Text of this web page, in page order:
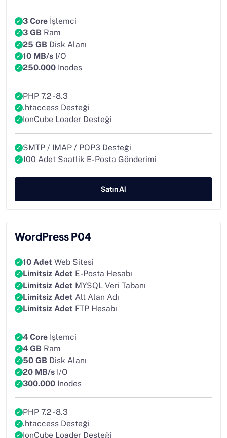
3 Core İşlemci
3 GB Ram
25 GB Disk Alanı
10 MB/s I/O
250.000 Inodes
PHP 7.2 - 8.3
.htaccess Desteği
IonCube Loader Desteği
SMTP / IMAP / POP3 Desteği
100 Adet Saatlik E-Posta Gönderimi
Satın Al
WordPress P04
10 Adet Web Sitesi
Limitsiz Adet E-Posta Hesabı
Limitsiz Adet MYSQL Veri Tabanı
Limitsiz Adet Alt Alan Adı
Limitsiz Adet FTP Hesabı
4 Core İşlemci
4 GB Ram
50 GB Disk Alanı
20 MB/s I/O
300.000 Inodes
PHP 7.2 - 8.3
.htaccess Desteği
IonCube Loader Desteği